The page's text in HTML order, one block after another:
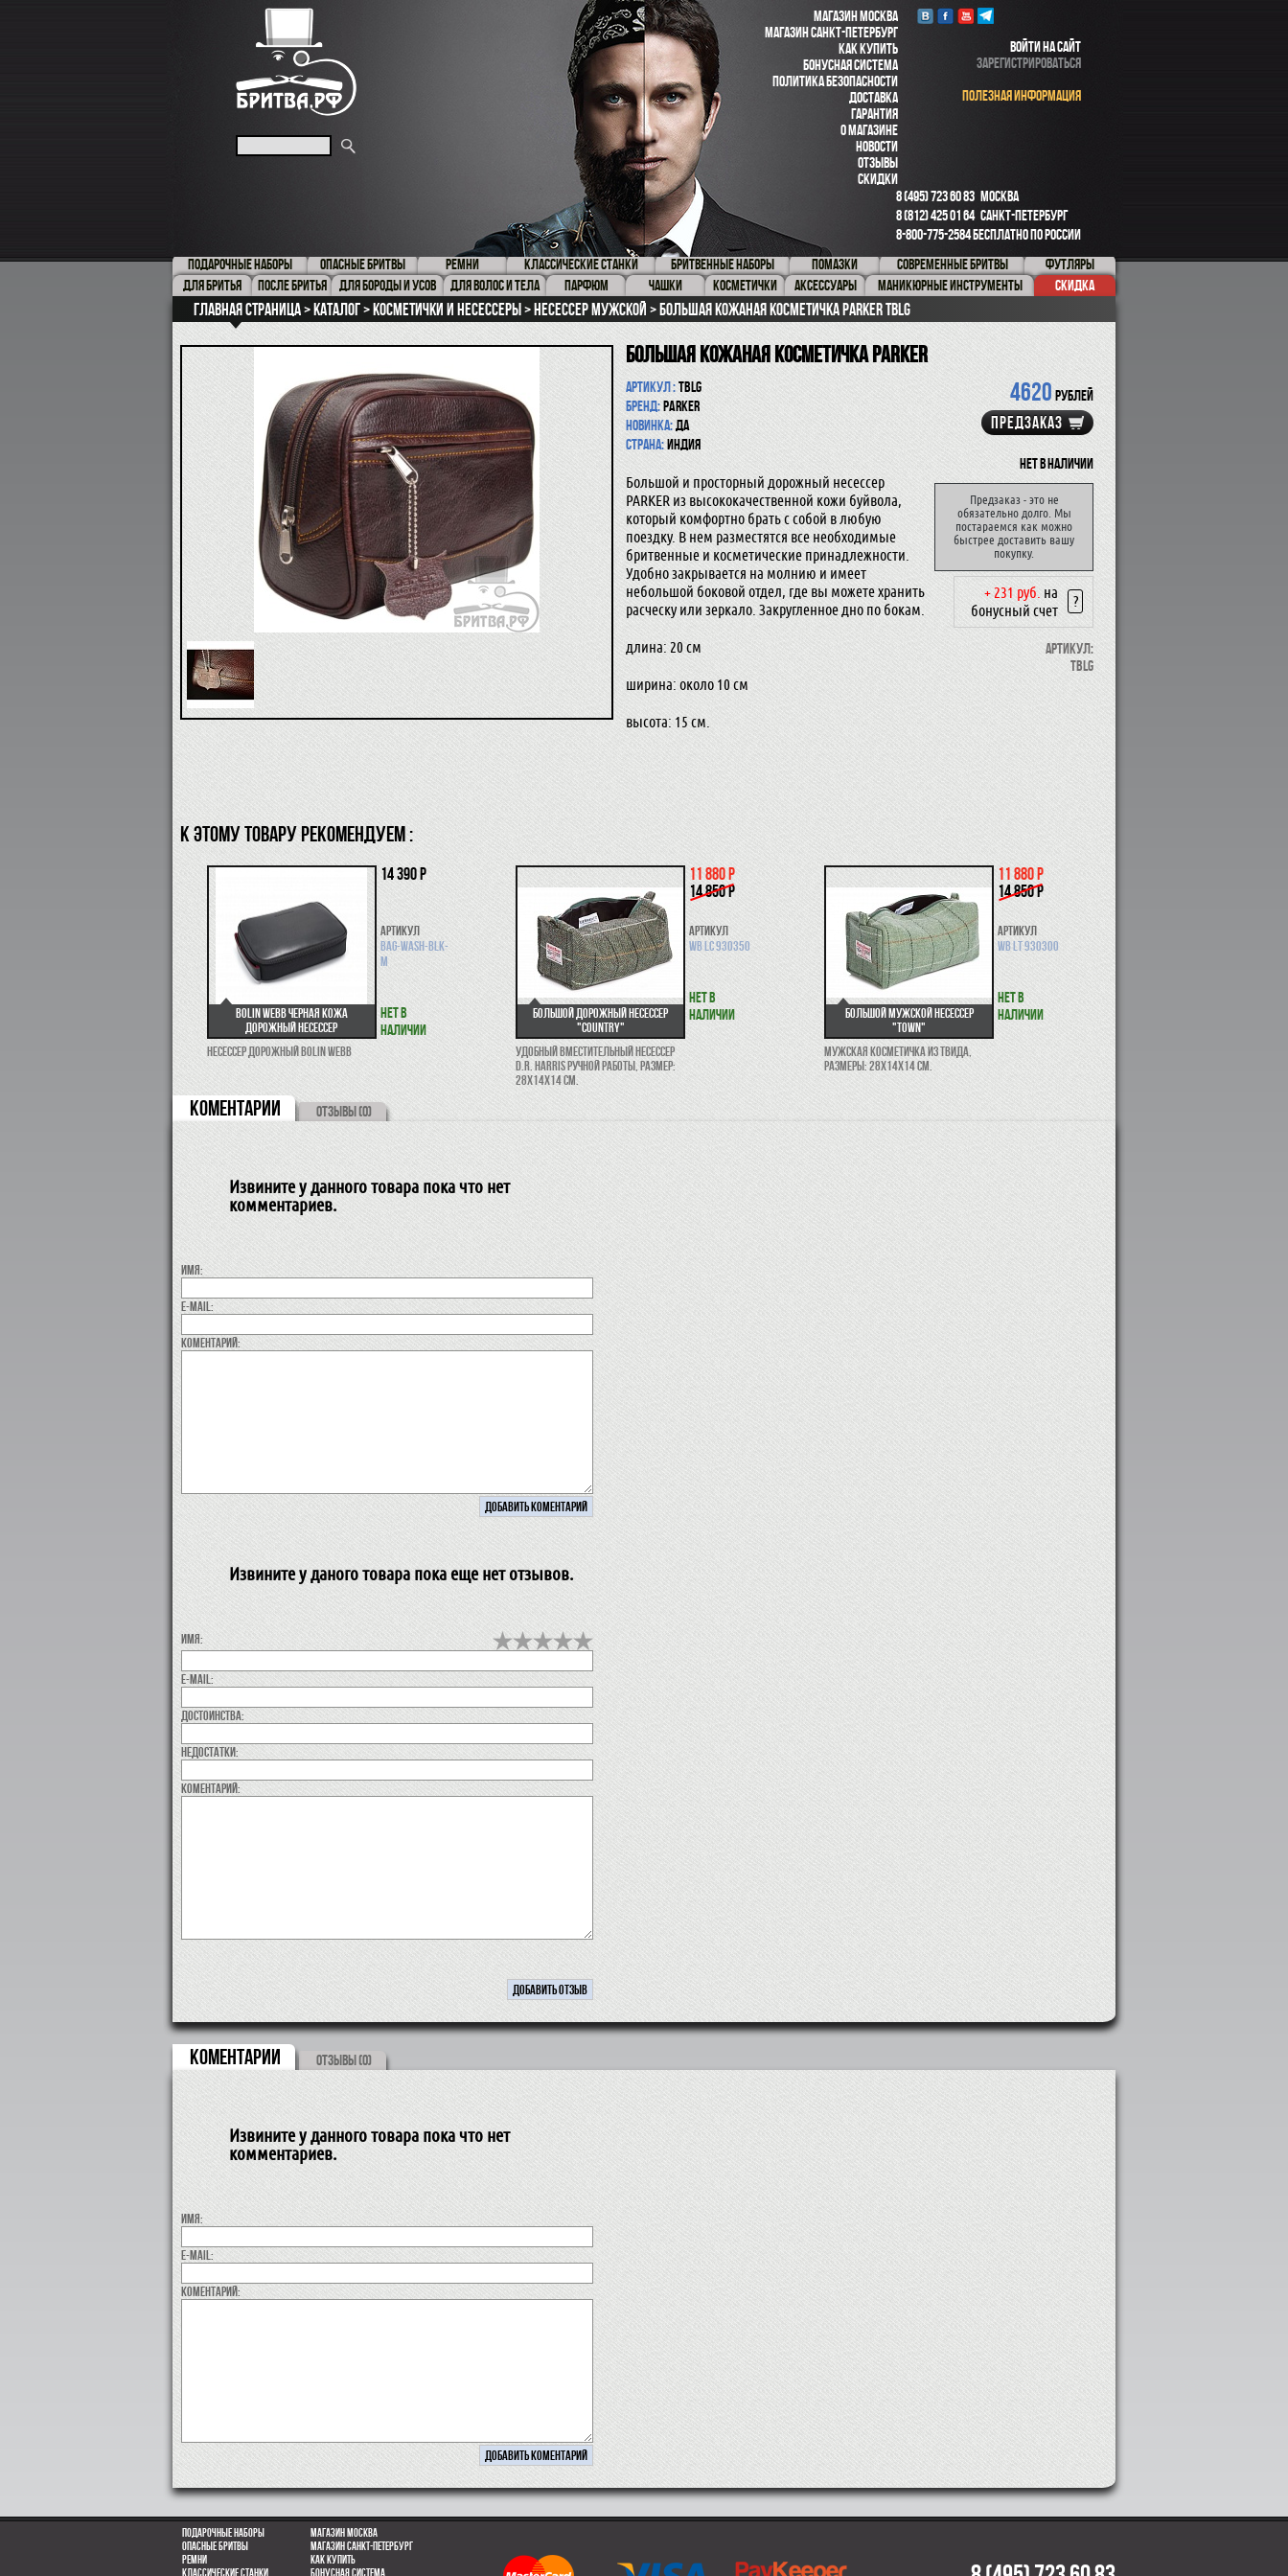
МАГАЗИН МОСКВА
МАГАЗИН САНКТ-ПЕТЕРБУРГ
КАК КУПИТЬ
БОНУСНАЯ СИСТЕМА
ПОЛИТИКА БЕЗОПАСНОСТИ
ДОСТАВКА
ГАРАНТИЯ
О МАГАЗИНЕ
НОВОСТИ
ОТЗЫВЫ
СКИДКИ
ВОЙТИ НА САЙТ
ЗАРЕГИСТРИРОВАТЬСЯ
ПОЛЕЗНАЯ ИНФОРМАЦИЯ
8 (495) 723 60 83 МОСКВА
8 (812) 425 01 64САНКТ-ПЕТЕРБУРГ
8-800-775-2584БЕСПЛАТНО ПО РОССИИ
ПОДАРОЧНЫЕ НАБОРЫ
ОПАСНЫЕ БРИТВЫ РЕМНИ КЛАССИЧЕСКИЕ СТАНКИ БРИТВЕННЫЕ НАБОРЫ ПОМАЗКИ СОВРЕМЕННЫЕ БРИТВЫ
ФУТЛЯРЫ
ДЛЯ БРИТЬЯ
ПОСЛЕ БРИТЬЯ ДЛЯ БОРОДЫ И УСОВ ДЛЯ ВОЛОС И ТЕЛА ПАРФЮМ ЧАШКИ КОСМЕТИЧКИ АКСЕССУАРЫ МАНИКЮРНЫЕ ИНСТРУМЕНТЫ СКИДКА
Главная страница Каталог Косметички и несессеры Несессер мужской Большая кожаная косметичка PARKER TBLG
Большая кожаная косметичка PARKER
4620 рублей
ПРЕДЗАКАЗ
Нет в наличии
Предзаказ - это не
обязательно долго. Мы
постараемся как можно
быстрее доставить вашу
покупку.
+ 231 руб. на
бонусный счет
?
Артикул:
TBLG
Артикул :TBLG
Бренд:Parker
Новинка:да
Страна:Индия
Большой и просторный дорожный несессер
PARKER из высококачественной кожи буйвола,
который комфортно брать с собой в любую
поездку. В нем разместятся все необходимые
бритвенные и косметические принадлежности.
Удобно закрывается на молнию и имеет
небольшой боковой отдел, где вы можете хранить
расческу или зеркало. Закругленное дно по бокам.
длина: 20 см
ширина: около 10 см
высота: 15 см.
К ЭТОМУ ТОВАРУ РЕКОМЕНДУЕМ :
Bolin Webb черная кожа
Дорожный несессер
Несессер дорожный Bolin Webb
14 390 р
Артикул
BAG-WASH-BLK-
M
Нет в
наличии
Большой дорожный несессер
"Country"
Удобный вместительный несессер
D.R. Harris ручной работы, размер:
28x14x14 см.
11 880 р
14 850 р
Артикул
WB LC 930350
Нет в
наличии
Большой мужской несессер
"Town"
Мужская косметичка из твида,
размеры: 28x14x14 см.
11 880 р
14 850 р
Артикул
WB LT 930300
Нет в
наличии
КОМЕНТАРИИ ОТЗЫВЫ (0)
Извините у данного товара пока что нет
комментариев.
Имя:
E-MAIL:
коментарий:
Извините у даного товара пока еще нет отзывов.
Имя:
E-MAIL:
Достоинства:
недостатки:
коментарий:
КОМЕНТАРИИ ОТЗЫВЫ (0)
Извините у данного товара пока что нет
комментариев.
Имя:
E-MAIL:
коментарий:
Подарочные наборы
Опасные бритвы
Ремни
Классические станки
Магазин Москва
Магазин Санкт-Петербург
Как купить
Бонусная система